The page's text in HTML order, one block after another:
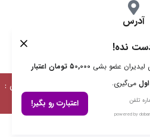
آدرس
کوچه گلناز شرقی، پلاک 10.
است | طراحی، توسعه و پشتیبانی :
ارتباط